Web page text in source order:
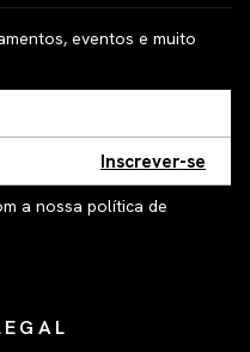
eventos e muito
Inscrever-se
a nossa política de